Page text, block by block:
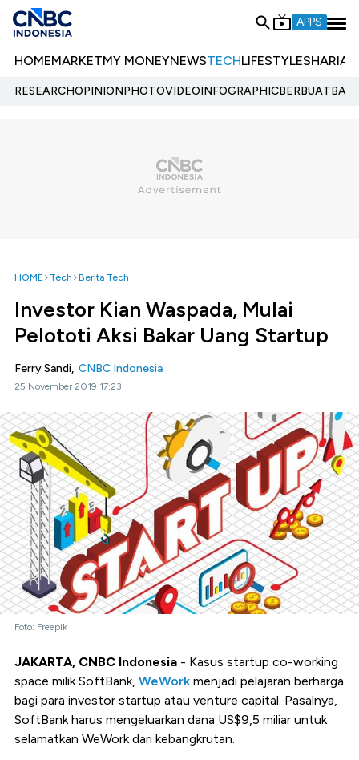
APPS
HOMEMARKETMY MONEYNEWSTECHLIFESTYLESHARIA
RESEARCHOPINIONPHOTOVIDEOINFOGRAPHIC
HOME Tech Berita Tech
Investor Kian Waspada, Mulai
Pelototi Aksi Bakar Uang Startup
Ferry Sandi, CNBC Indonesia
25 November 2019 17:23
Foto: Freepik
JAKARTA, CNBC Indonesia - Kasus startup co-working
space milik SoftBank, WeWork menjadi pelajaran berharga
bagi para investor startup atau venture capital. Pasalnya,
SoftBank harus mengeluarkan dana US$9,5 miliar untuk
selamatkan WeWork dari kebangkrutan.